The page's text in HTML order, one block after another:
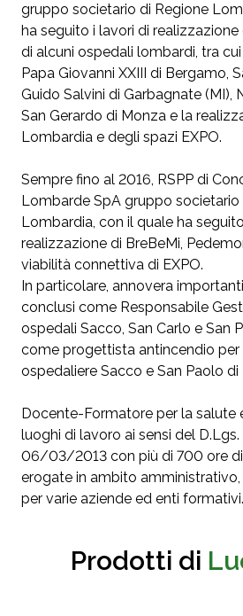
gruppo societario di Regione
ha seguito i lavori di
di alcuni ospedali lombardi, tra
Papa Giovanni XXIII di Bergamo,
Guido Salvini di Garbagnate (MI),
San Gerardo di Monza e la
Lombardia e degli spazi EXPO.
Sempre fino al 2016, RSPP di
Lombarde SpA gruppo societario
Lombardia, con il quale ha
realizzazione di BreBeMi,
viabilità connettiva di EXPO.
In particolare, annovera
conclusi come Responsabile
ospedali Sacco, San Carlo e San
come progettista antincendio
ospedaliere Sacco e San Paolo di
Docente-Formatore per la salute
luoghi di lavoro ai sensi del
06/03/2013 con più di 700 ore
erogate in ambito
per varie aziende ed enti formativi.
Prodotti di